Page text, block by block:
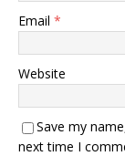
Email *
Website
Save my
next time I